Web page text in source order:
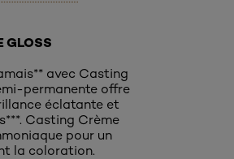
GLOSS
avec Casting
permanente offre
éclatante et
Casting Crème
pour un
la coloration.